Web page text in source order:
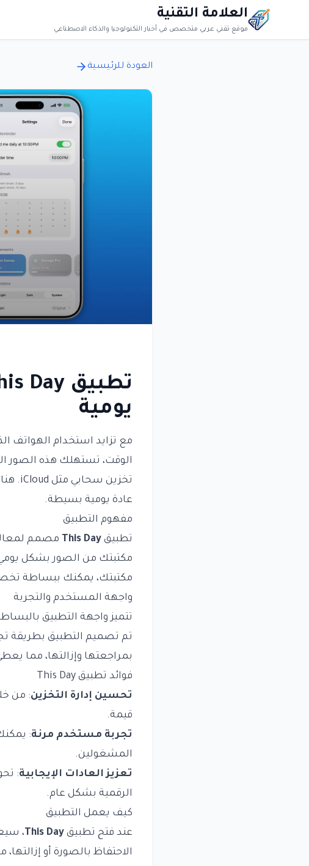
العلامة التقنية
موقع تقني عربي متخصص في أخبار التكنولوجيا والذكاء الاصطناعي
العودة للرئيسية
يومية
مع تزايد استخدام الهواتف
الوقت، تستهلك هذه الصور
تخزين سحابي مثل iCloud. هنا يأتي دور تطبيق
عادة يومية بسيطة.
مفهوم التطبيق
تطبيق This Day مصمم
مكتبتك من الصور بشكل
مكتبتك، يمكنك ببساطة
واجهة المستخدم والتجربة
تتميز واجهة التطبيق
تم تصميم التطبيق بطريقة
بمراجعتها وإزالتها، مما
فوائد تطبيق This Day
تحسين إدارة التخزين: من
قيمة.
تجربة مستخدم مرنة:
المشغولين.
تعزيز العادات الإيجابية:
الرقمية بشكل عام.
كيف يعمل التطبيق
عند فتح تطبيق This Day ،
الاحتفاظ بالصورة أو